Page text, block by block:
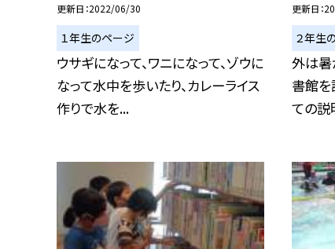
更新日 2022/06/30
１年生のページ
ウサギになって、ワニになって、ゾウに
なって水中を歩いたり、カレーライス
作りで水を...
更新日
２年生
外は暑
書館を
ての説